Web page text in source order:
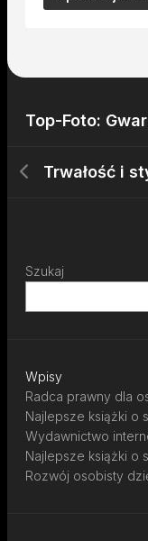
Trwałość i
Szukaj
Wpisy
Radca prawny dla
Najlepsze książki o
Wydawnictwo
Najlepsze książki o
Rozwój osobisty